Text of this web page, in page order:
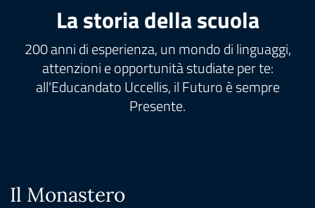
La storia della scuola
200 anni di esperienza, un mondo di linguaggi,
attenzioni e opportunità studiate per te:
all'Educandato Uccellis, il Futuro è sempre
Presente.
Il Monastero